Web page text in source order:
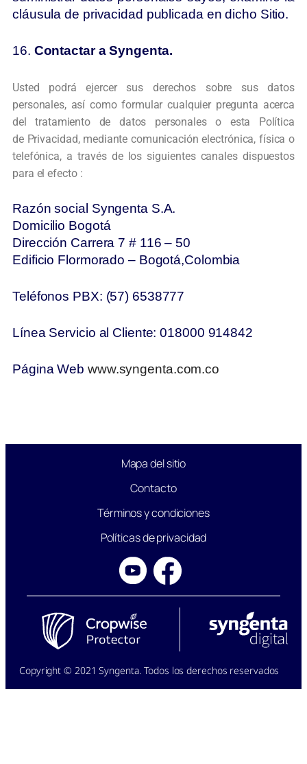
cláusula de privacidad publicada en dicho Sitio.
16. Contactar a Syngenta.
Usted podrá ejercer sus derechos sobre sus datos
personales, así como formular cualquier pregunta acerca
del tratamiento de datos personales o esta Política
de Privacidad, mediante comunicación electrónica, física o
telefónica, a través de los siguientes canales dispuestos
para el efecto :
Razón social Syngenta S.A.
Domicilio Bogotá
Dirección Carrera 7 # 116 – 50
Edificio Flormorado – Bogotá,Colombia
Teléfonos PBX: (57) 6538777
Línea Servicio al Cliente: 018000 914842
Página Web www.syngenta.com.co
Mapa del sitio
Contacto
Términos y condiciones
Políticas de privacidad
Copyright © 2021 Syngenta. Todos los derechos reservados